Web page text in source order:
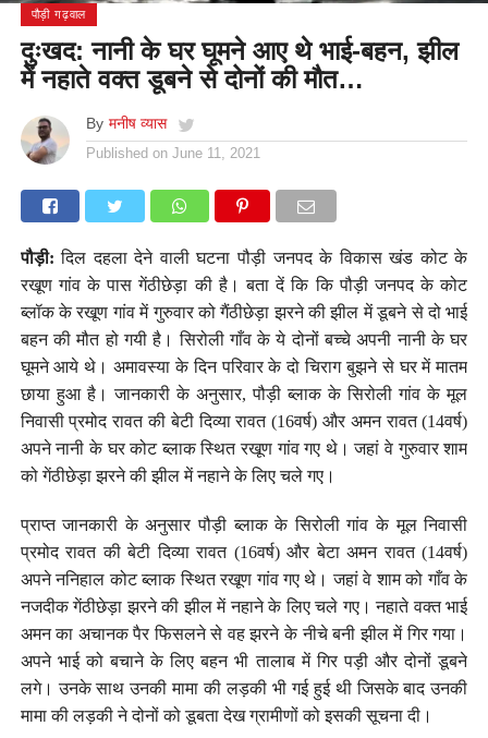
पौड़ी गढ़वाल
दुःखद: नानी के घर घूमने आए थे भाई-बहन, झील
में नहाते वक्त डूबने से दोनों की मौत…
By मनीष व्यास
Published on June 11, 2021
पौड़ी: दिल दहला देने वाली घटना पौड़ी जनपद के विकास खंड कोट के
रखूण गांव के पास गेंठीछेड़ा की है। बता दें कि कि पौड़ी जनपद के कोट
ब्लॉक के रखूण गांव में गुरुवार को गैंठीछेड़ा झरने की झील में डूबने से दो भाई
बहन की मौत हो गयी है। सिरोली गाँव के ये दोनों बच्चे अपनी नानी के घर
घूमने आये थे। अमावस्या के दिन परिवार के दो चिराग बुझने से घर में मातम
छाया हुआ है। जानकारी के अनुसार, पौड़ी ब्लाक के सिरोली गांव के मूल
निवासी प्रमोद रावत की बेटी दिव्या रावत (16वर्ष) और अमन रावत (14वर्ष)
अपने नानी के घर कोट ब्लाक स्थित रखूण गांव गए थे। जहां वे गुरुवार शाम
को गेंठीछेड़ा झरने की झील में नहाने के लिए चले गए।
प्राप्त जानकारी के अनुसार पौड़ी ब्लाक के सिरोली गांव के मूल निवासी
प्रमोद रावत की बेटी दिव्या रावत (16वर्ष) और बेटा अमन रावत (14वर्ष)
अपने ननिहाल कोट ब्लाक स्थित रखूण गांव गए थे। जहां वे शाम को गाँव के
नजदीक गेंठीछेड़ा झरने की झील में नहाने के लिए चले गए। नहाते वक्त भाई
अमन का अचानक पैर फिसलने से वह झरने के नीचे बनी झील में गिर गया।
अपने भाई को बचाने के लिए बहन भी तालाब में गिर पड़ी और दोनों डूबने
लगे। उनके साथ उनकी मामा की लड़की भी गई हुई थी जिसके बाद उनकी
मामा की लड़की ने दोनों को डूबता देख ग्रामीणों को इसकी सूचना दी।